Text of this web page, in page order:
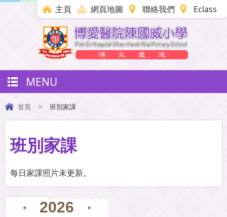
主頁 網頁地圖 聯絡我們 Eclass
MENU
首頁 > 班別家課
班別家課
每日家課照片未更新。
◄ 2026
►